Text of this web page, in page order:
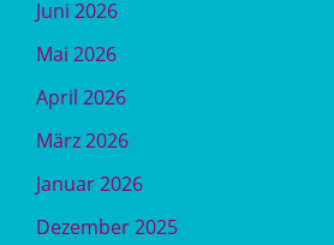
Juni 2026
Mai 2026
April 2026
März 2026
Januar 2026
Dezember 2025